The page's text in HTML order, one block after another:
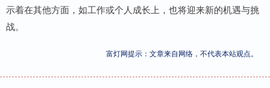
示着在其他方面，如工作或个人成长上，也将迎来新的机遇与挑
战。
富灯网提示：文章来自网络，不代表本站观点。